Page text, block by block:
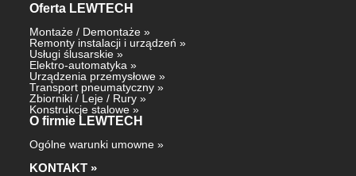
Oferta LEWTECH
Montaże / Demontaże »
Remonty instalacji i urządzeń »
Usługi ślusarskie »
Elektro-automatyka »
Urządzenia przemysłowe »
Transport pneumatyczny »
Zbiorniki / Leje / Rury »
Konstrukcje stalowe »
O firmie LEWTECH
Ogólne warunki umowne »
KONTAKT »